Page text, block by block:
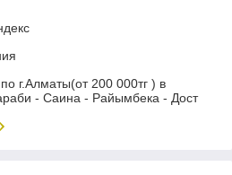
г.Алматы(от 200 000тг ) в
- Саина - Райымбека - Дост